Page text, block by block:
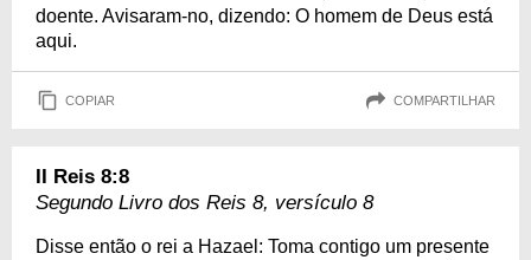
doente. Avisaram-no, dizendo: O homem de Deus está
aqui.
COPIAR COMPARTILHAR
II Reis 8:8
Segundo Livro dos Reis 8, versículo 8
Disse então o rei a Hazael: Toma contigo um presente